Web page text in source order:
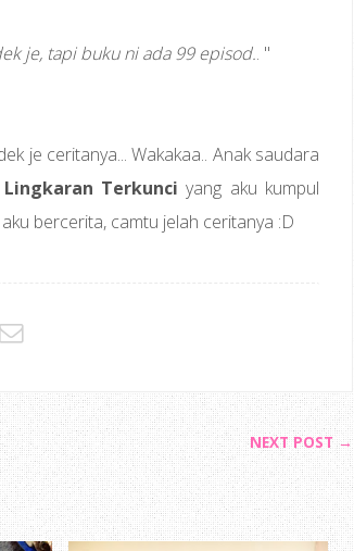
je, tapi buku ni ada 99 episod.. "
je ceritanya... Wakakaa.. Anak saudara
Lingkaran Terkunci yang aku kumpul
bercerita, camtu jelah ceritanya :D
NEXT POST →